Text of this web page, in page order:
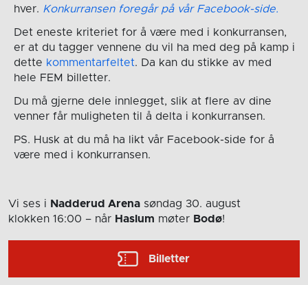
hver. Konkurransen foregår på vår Facebook-side.
Det eneste kriteriet for å være med i konkurransen,
er at du tagger vennene du vil ha med deg på kamp i
dette kommentarfeltet. Da kan du stikke av med
hele FEM billetter.
Du må gjerne dele innlegget, slik at flere av dine
venner får muligheten til å delta i konkurransen.
PS. Husk at du må ha likt vår Facebook-side for å
være med i konkurransen.
Vi ses i Nadderud Arena søndag 30. august
klokken 16:00 – når Haslum møter Bodø!
Billetter